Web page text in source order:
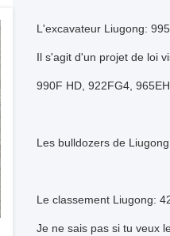
L'excavateur Liugong:
Il s'agit d'un projet de loi
990F HD, 922FG4,
Les bulldozers de
Le classement Liugong:
Je ne sais pas si tu veux